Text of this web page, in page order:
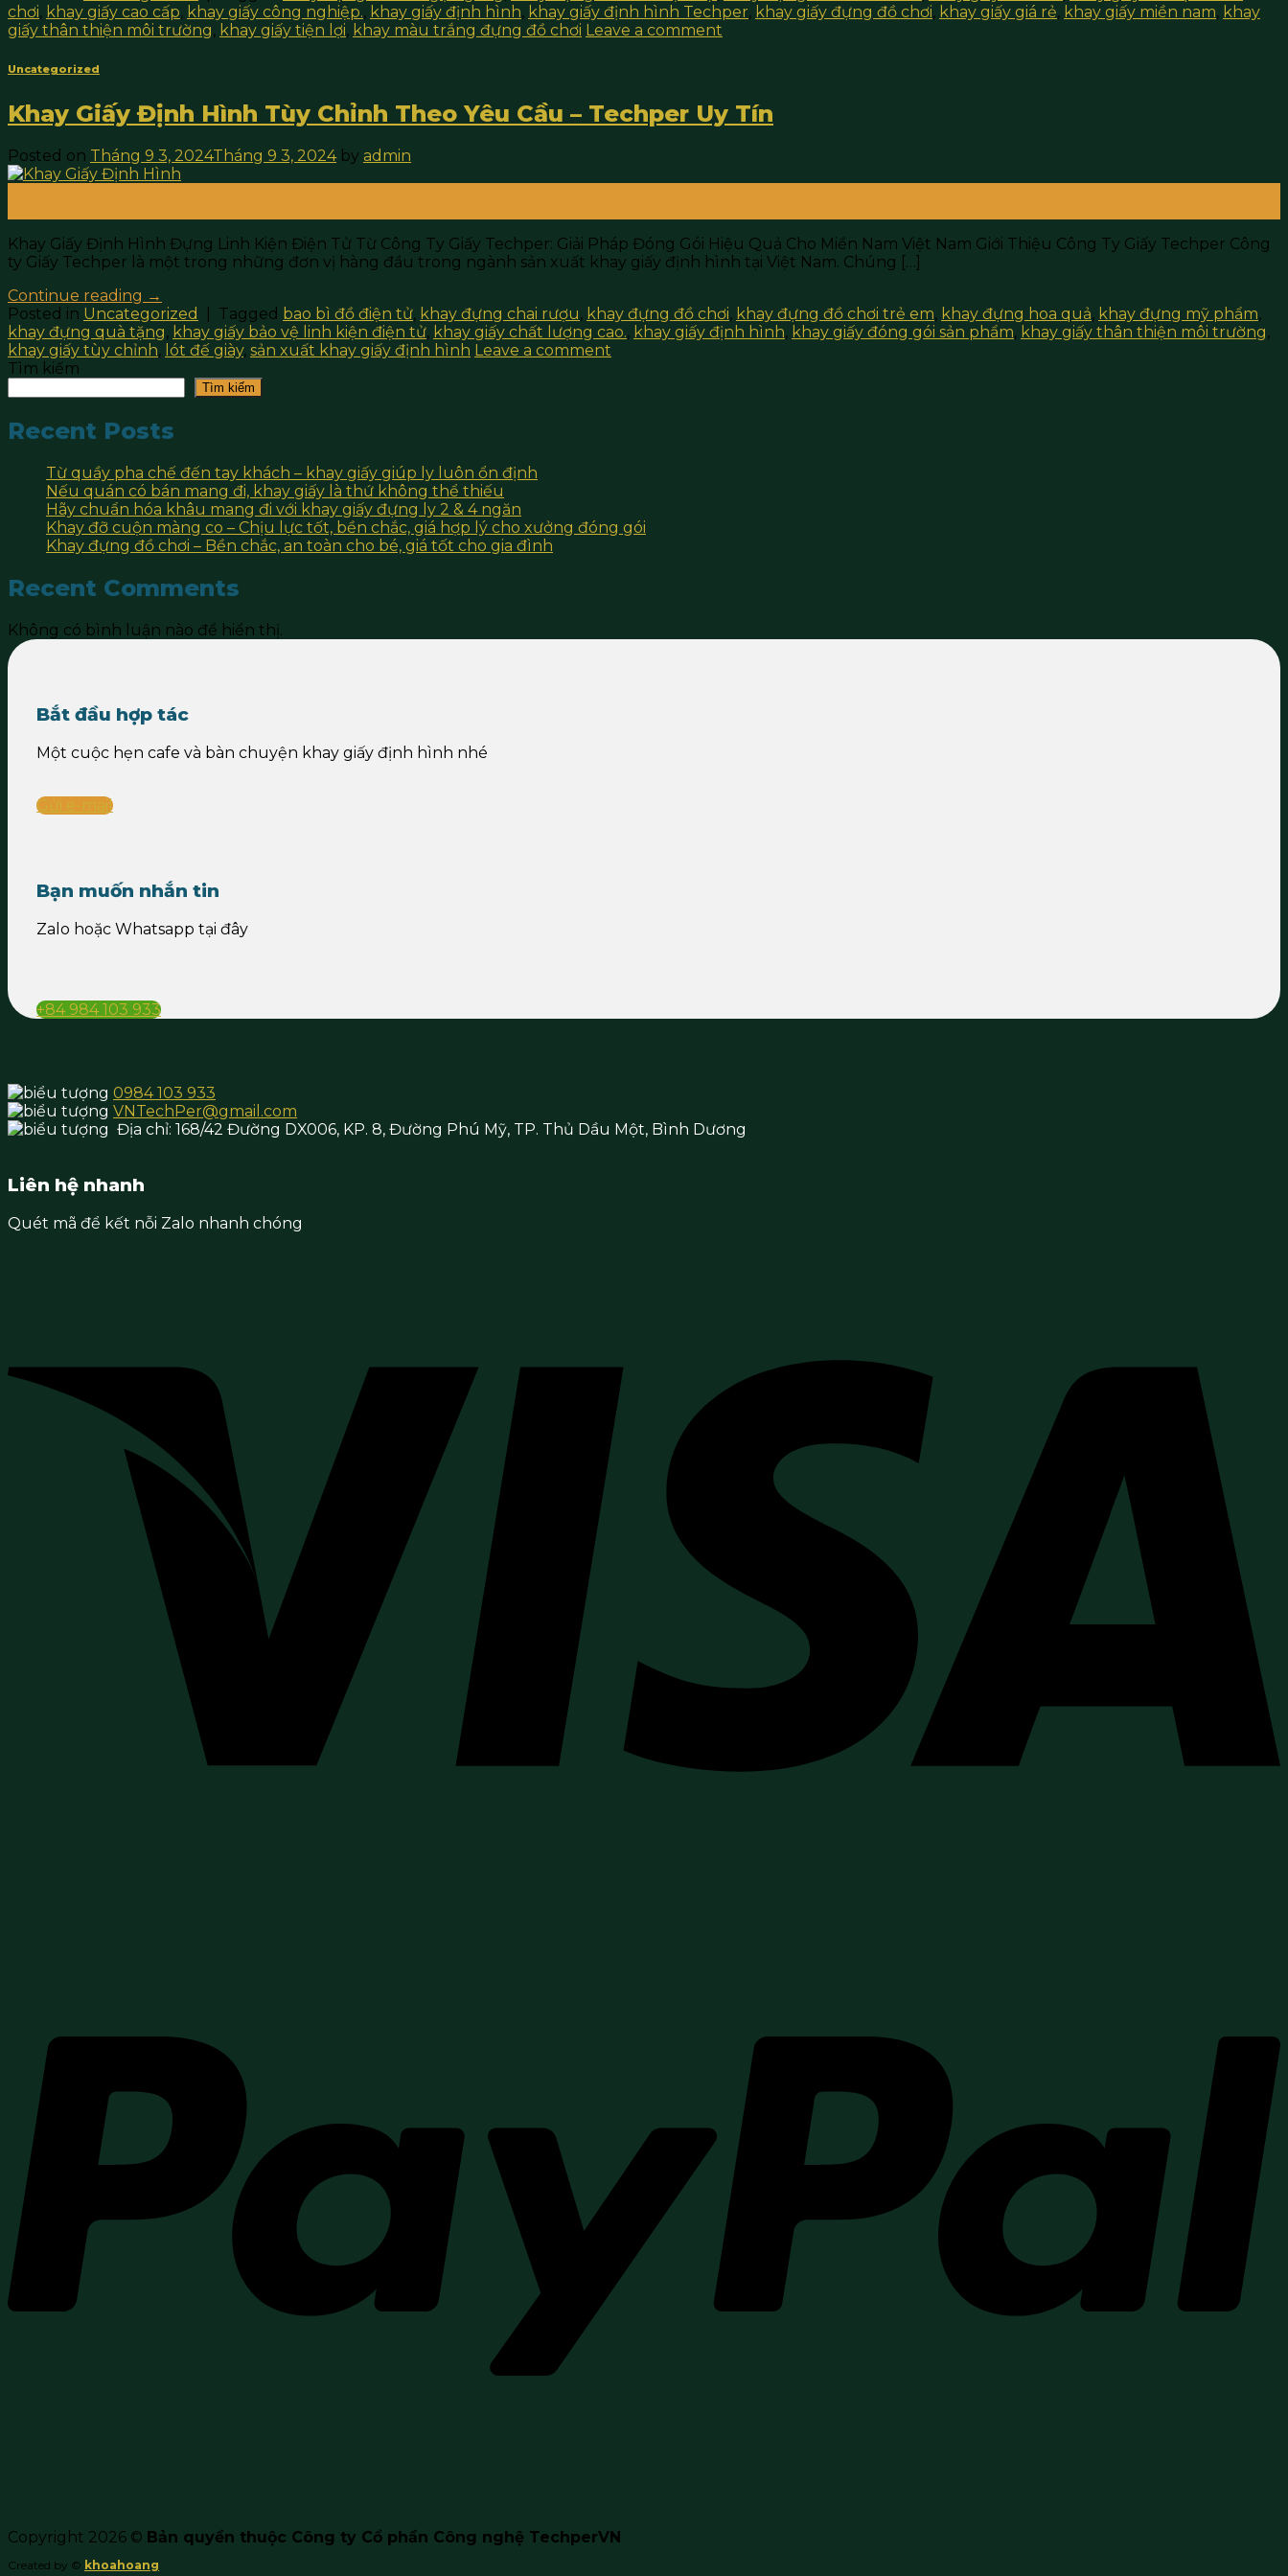
chơi, khay giấy cao cấp, khay giấy công nghiệp., khay giấy định hình, khay giấy định hình Techper, khay giấy đựng đồ chơi, khay giấy giá rẻ, khay giấy miền nam, khay
giấy thân thiện môi trường, khay giấy tiện lợi, khay màu trắng đựng đồ chơi Leave a comment
Uncategorized
Khay Giấy Định Hình Tùy Chỉnh Theo Yêu Cầu – Techper Uy Tín
Posted on Tháng 9 3, 2024Tháng 9 3, 2024 by admin
Khay Giấy Định Hình Đựng Linh Kiện Điện Tử Từ Công Ty Giấy Techper: Giải Pháp Đóng Gói Hiệu Quả Cho Miền Nam Việt Nam Giới Thiệu Công Ty Giấy Techper Công
ty Giấy Techper là một trong những đơn vị hàng đầu trong ngành sản xuất khay giấy định hình tại Việt Nam. Chúng […]
Continue reading →
Posted in Uncategorized Tagged bao bì đồ điện tử, khay đựng chai rượu, khay đựng đồ chơi, khay đựng đồ chơi trẻ em, khay đựng hoa quả, khay đựng mỹ phẩm,
khay đựng quà tặng, khay giấy bảo vệ linh kiện điện tử, khay giấy chất lượng cao., khay giấy định hình, khay giấy đóng gói sản phẩm, khay giấy thân thiện môi trường,
khay giấy tùy chỉnh, lót đế giày, sản xuất khay giấy định hình Leave a comment
Tìm kiếm
Tìm kiếm
Recent Posts
Từ quầy pha chế đến tay khách – khay giấy giúp ly luôn ổn định
Nếu quán có bán mang đi, khay giấy là thứ không thể thiếu
Hãy chuẩn hóa khâu mang đi với khay giấy đựng ly 2 & 4 ngăn
Khay đỡ cuộn màng co – Chịu lực tốt, bền chắc, giá hợp lý cho xưởng đóng gói
Khay đựng đồ chơi – Bền chắc, an toàn cho bé, giá tốt cho gia đình
Recent Comments
Không có bình luận nào để hiển thị.
Bắt đầu hợp tác
Một cuộc hẹn cafe và bàn chuyện khay giấy định hình nhé
Gửi e-mail
Bạn muốn nhắn tin
Zalo hoặc Whatsapp tại đây
+84 984 103 933
0984 103 933
VNTechPer@gmail.com
Địa chỉ: 168/42 Đường DX006, KP. 8, Đường Phú Mỹ, TP. Thủ Dầu Một, Bình Dương
Liên hệ nhanh
Quét mã để kết nỗi Zalo nhanh chóng
Copyright 2026 © Bản quyền thuộc Công ty Cổ phần Công nghệ TechperVN
Created by © khoahoang